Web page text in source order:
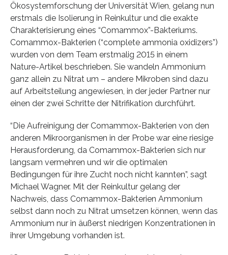
Ökosystemforschung der Universität Wien, gelang nun
erstmals die Isolierung in Reinkultur und die exakte
Charakterisierung eines “Comammox”-Bakteriums.
Comammox-Bakterien (“complete ammonia oxidizers”)
wurden von dem Team erstmalig 2015 in einem
Nature-Artikel beschrieben. Sie wandeln Ammonium
ganz allein zu Nitrat um – andere Mikroben sind dazu
auf Arbeitsteilung angewiesen, in der jeder Partner nur
einen der zwei Schritte der Nitrifikation durchführt.
“Die Aufreinigung der Comammox-Bakterien von den
anderen Mikroorganismen in der Probe war eine riesige
Herausforderung, da Comammox-Bakterien sich nur
langsam vermehren und wir die optimalen
Bedingungen für ihre Zucht noch nicht kannten”, sagt
Michael Wagner. Mit der Reinkultur gelang der
Nachweis, dass Comammox-Bakterien Ammonium
selbst dann noch zu Nitrat umsetzen können, wenn das
Ammonium nur in äußerst niedrigen Konzentrationen in
ihrer Umgebung vorhanden ist.